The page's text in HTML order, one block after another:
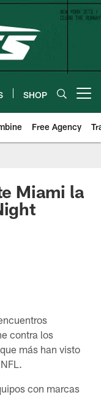
SHOP
Free Agency
Miami la
contra los
más han visto
con marcas